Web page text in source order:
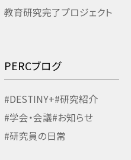
教育研究完了プロジェクト
PERCブログ
#DESTINY+#研究紹介
#学会・会議#お知らせ
#研究員の日常